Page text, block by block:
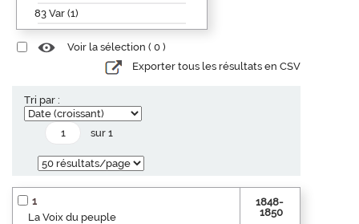
83 Var (1)
Voir la sélection ( 0 )
Exporter tous les résultats en CSV
Tri par :
sur 1
1
La Voix du peuple
1848-
1850